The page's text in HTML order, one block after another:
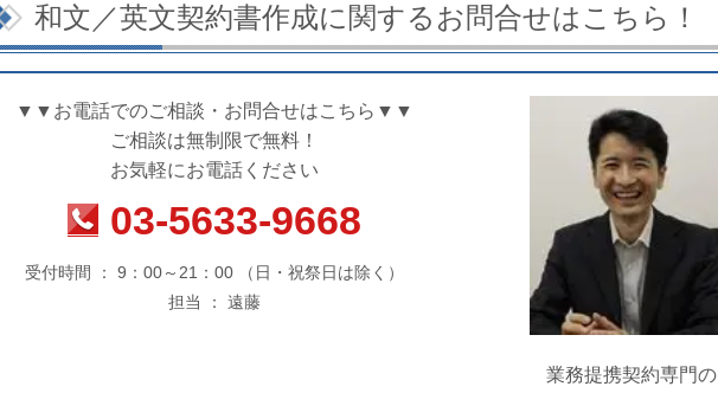
和文／英文契約書作成に関するお問合せはこちら！
▼▼お電話でのご相談・お問合せはこちら▼▼
ご相談は無制限で無料！
お気軽にお電話ください
03-5633-9668
受付時間 ： 9：00～21：00 （日・祝祭日は除く）
担当 ： 遠藤
業務提携契約専門の